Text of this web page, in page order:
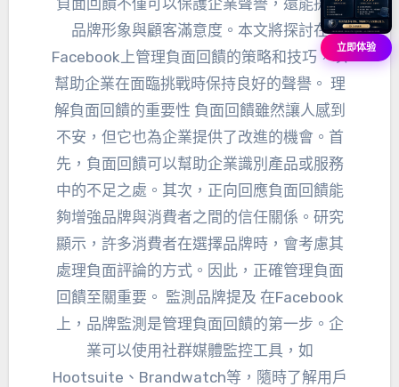
品牌形象與顧客滿意度。本文將探討在
Facebook上管理負面回饋的策略和技巧，以
幫助企業在面臨挑戰時保持良好的聲譽。 理
解負面回饋的重要性 負面回饋雖然讓人感到
不安，但它也為企業提供了改進的機會。首
先，負面回饋可以幫助企業識別產品或服務
中的不足之處。其次，正向回應負面回饋能
夠增強品牌與消費者之間的信任關係。研究
顯示，許多消費者在選擇品牌時，會考慮其
處理負面評論的方式。因此，正確管理負面
回饋至關重要。 監測品牌提及 在Facebook
上，品牌監測是管理負面回饋的第一步。企
業可以使用社群媒體監控工具，如
Hootsuite、Brandwatch等，隨時了解用戶
立即体验